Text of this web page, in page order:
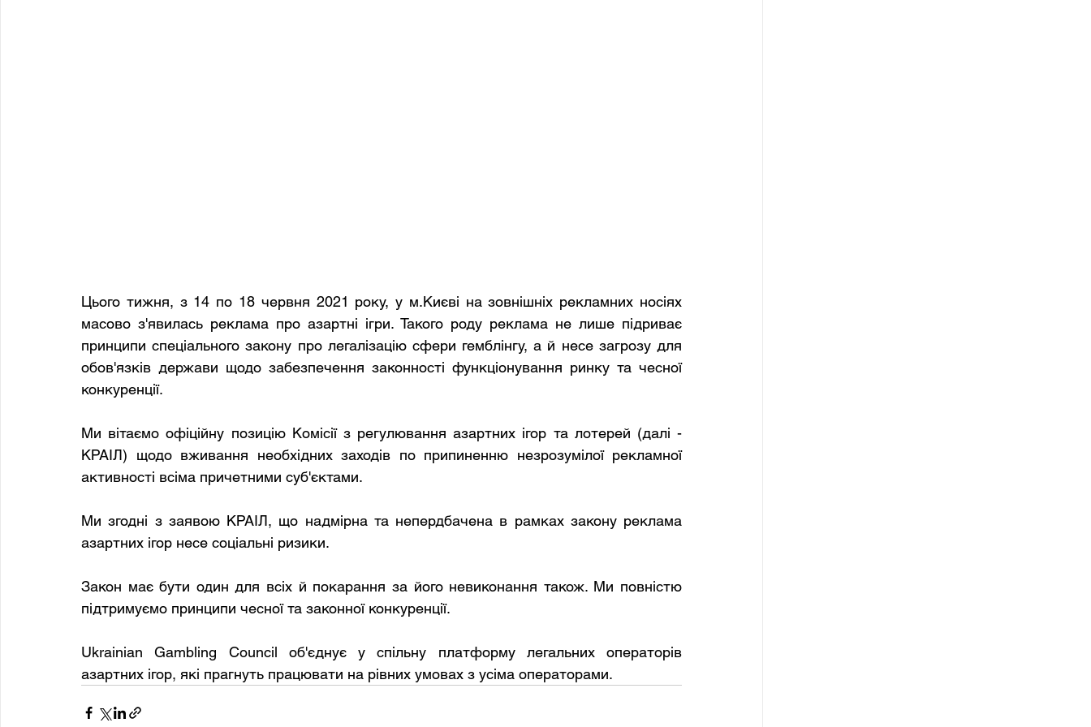
Цього тижня, з 14 по 18 червня 2021 року, у м.Києві на зовнішніх рекламних носіях
масово з'явилась реклама про азартні ігри. Такого роду реклама не лише підриває
принципи спеціального закону про легалізацію сфери гемблінгу, а й несе загрозу для
обов'язків держави щодо забезпечення законності функціонування ринку та чесної
конкуренції.
Ми вітаємо офіційну позицію Комісії з регулювання азартних ігор та лотерей (далі -
КРАІЛ) щодо вживання необхідних заходів по припиненню незрозумілої рекламної
активності всіма причетними суб'єктами.
Ми згодні з заявою КРАІЛ, що надмірна та непердбачена в рамках закону реклама
азартних ігор несе соціальні ризики.
Закон має бути один для всіх й покарання за його невиконання також. Ми повністю
підтримуємо принципи чесної та законної конкуренції.
Ukrainian Gambling Council об'єднує у спільну платформу легальних операторів
азартних ігор, які прагнуть працювати на рівних умовах з усіма операторами.